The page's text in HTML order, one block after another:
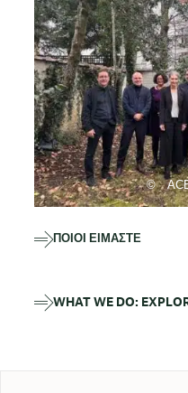
ΠΟΙΟΙ ΕΊΜΑΣΤΕ
WHAT WE DO: